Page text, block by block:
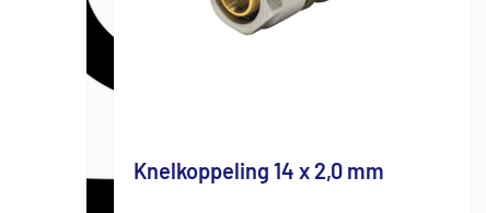
Knelkoppeling 14 x 2,0 mm